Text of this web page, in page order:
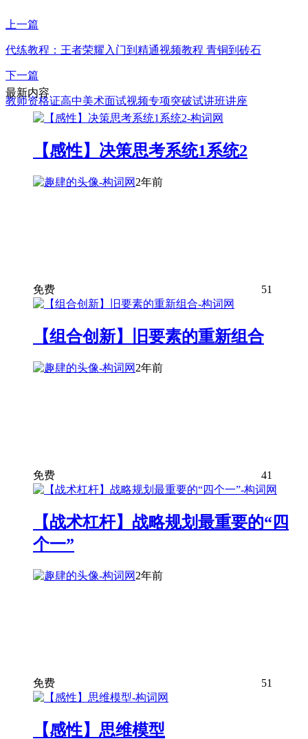
上一篇
代练教程：王者荣耀入门到精通视频教程 青铜到砖石
下一篇
教师资格证高中美术面试视频专项突破试讲班讲座
最新内容
【感性】决策思考系统1系统2
2年前
免费 51
【组合创新】旧要素的重新组合
2年前
免费 41
【战术杠杆】战略规划最重要的“四
个一”
2年前
免费 51
【感性】思维模型